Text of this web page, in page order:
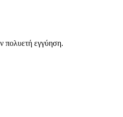
πολυετή εγγύηση.